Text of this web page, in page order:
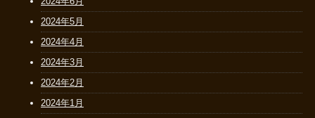
2024年5月
2024年4月
2024年3月
2024年2月
2024年1月